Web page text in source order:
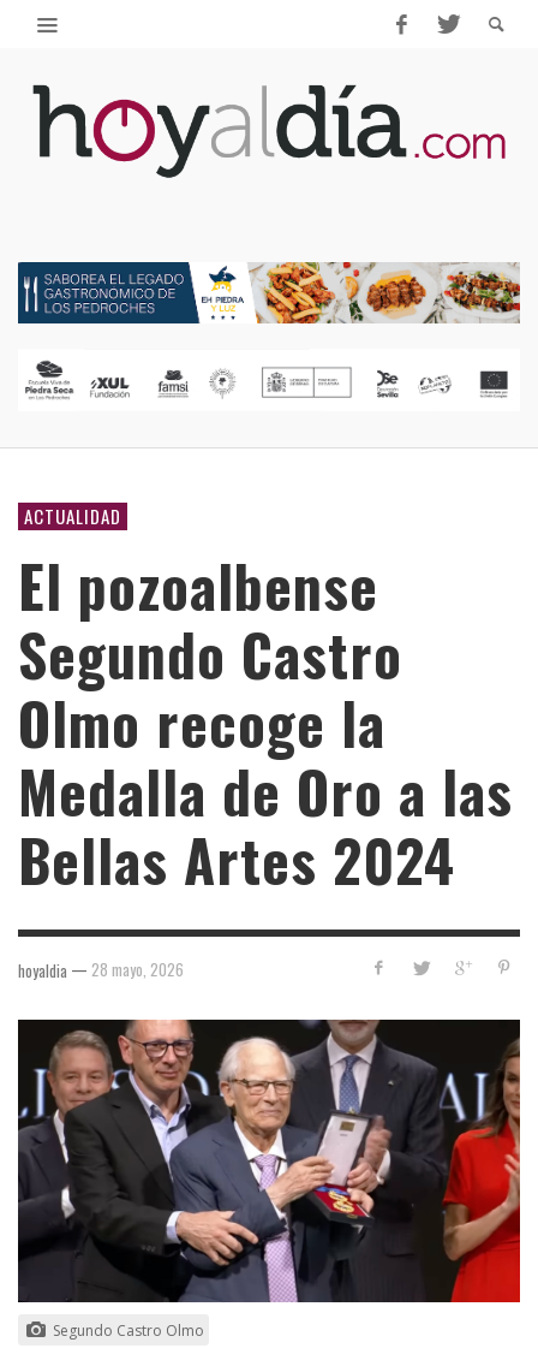
ACTUALIDAD
El pozoalbense
Segundo Castro
Olmo recoge la
Medalla de Oro a las
Bellas Artes 2024
hoyaldia — 28 mayo, 2026
Segundo Castro Olmo